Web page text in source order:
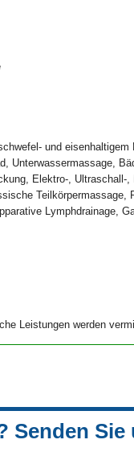
und eisenhaltigem
Unterwassermassage,
Elektro-, Ultraschall-,
Teilkörpermassage,
Lymphdrainage,
Leistungen werden
Senden Sie